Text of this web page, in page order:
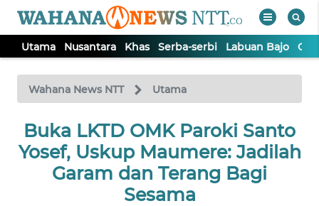
Utama Nusantara Khas Serba-serbi Labuan Bajo
Wahana News NTT Utama
Buka LKTD OMK Paroki Santo
Yosef, Uskup Maumere: Jadilah
Garam dan Terang Bagi
Sesama
TV
Tutup
UTAMA
NUSANTARA